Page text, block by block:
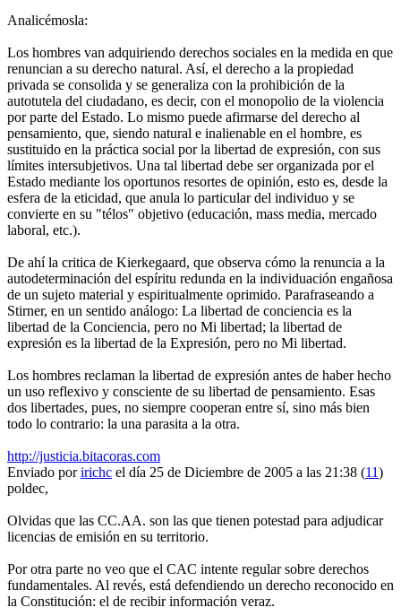
Analicémosla:
Los hombres van adquiriendo derechos sociales en la medida en que
renuncian a su derecho natural. Así, el derecho a la propiedad
privada se consolida y se generaliza con la prohibición de la
autotutela del ciudadano, es decir, con el monopolio de la violencia
por parte del Estado. Lo mismo puede afirmarse del derecho al
pensamiento, que, siendo natural e inalienable en el hombre, es
sustituido en la práctica social por la libertad de expresión, con sus
límites intersubjetivos. Una tal libertad debe ser organizada por el
Estado mediante los oportunos resortes de opinión, esto es, desde la
esfera de la eticidad, que anula lo particular del individuo y se
convierte en su "télos" objetivo (educación, mass media, mercado
laboral, etc.).
De ahí la critica de Kierkegaard, que observa cómo la renuncia a la
autodeterminación del espíritu redunda en la individuación engañosa
de un sujeto material y espiritualmente oprimido. Parafraseando a
Stirner, en un sentido análogo: La libertad de conciencia es la
libertad de la Conciencia, pero no Mi libertad; la libertad de
expresión es la libertad de la Expresión, pero no Mi libertad.
Los hombres reclaman la libertad de expresión antes de haber hecho
un uso reflexivo y consciente de su libertad de pensamiento. Esas
dos libertades, pues, no siempre cooperan entre sí, sino más bien
todo lo contrario: la una parasita a la otra.
http://justicia.bitacoras.com
Enviado poririchc el día 25 de Diciembre de 2005 a las 21:38 (11)
poldec,
Olvidas que las CC.AA. son las que tienen potestad para adjudicar
licencias de emisión en su territorio.
Por otra parte no veo que el CAC intente regular sobre derechos
fundamentales. Al revés, está defendiendo un derecho reconocido en
la Constitución: el de recibir información veraz.